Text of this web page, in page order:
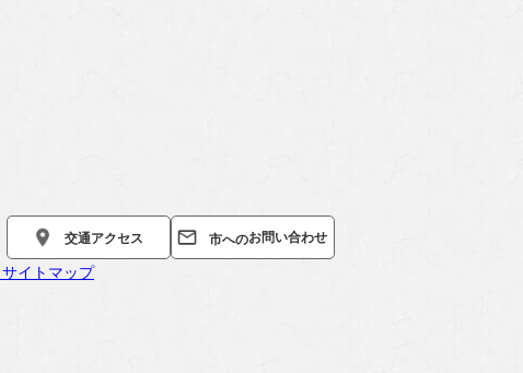
交通アクセス 市へのお問い合わせ
サイトマップ